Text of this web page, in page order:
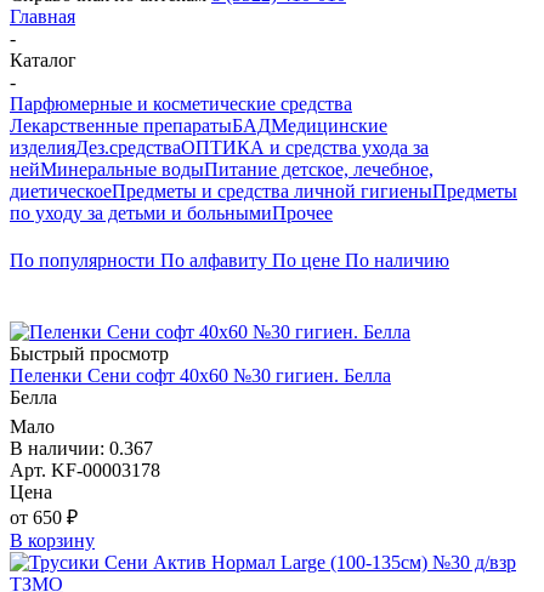
Главная
-
Каталог
-
Парфюмерные и косметические средства
Лекарственные препаратыБАДМедицинские
изделияДез.средстваОПТИКА и средства ухода за
нейМинеральные водыПитание детское, лечебное,
диетическоеПредметы и средства личной гигиеныПредметы
по уходу за детьми и больнымиПрочее
По популярности По алфавиту По цене По наличию
Быстрый просмотр
Пеленки Сени софт 40х60 №30 гигиен. Белла
Белла
Мало
В наличии: 0.367
Арт. KF-00003178
Цена
от 650 ₽
В корзину